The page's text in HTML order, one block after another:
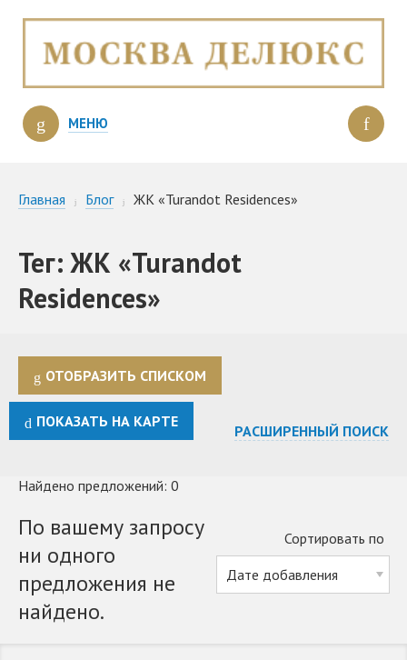
МЕНЮ
Главная Блог ЖК «Turandot Residences»
Тег: ЖК «Turandot
Residences»
ОТОБРАЗИТЬ СПИСКОМ
ПОКАЗАТЬ НА КАРТЕ
РАСШИРЕННЫЙ ПОИСК
Найдено предложений: 0
Сортировать по
По вашему запросу
ни одного
предложения не
найдено.